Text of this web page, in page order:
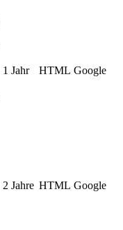
1 Jahr HTML Google
2 Jahre HTML Google